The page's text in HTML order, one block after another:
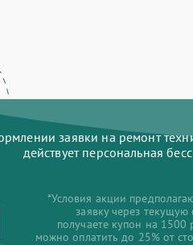
заявки на ремонт
действует персональная
*Условия акции
заявку через
получаете купон на 1500
можно оплатить до 25% от